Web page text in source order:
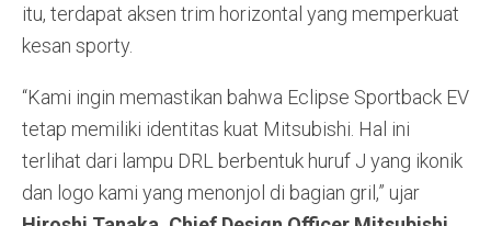
itu, terdapat aksen trim horizontal yang memperkuat
kesan sporty.
“Kami ingin memastikan bahwa Eclipse Sportback EV
tetap memiliki identitas kuat Mitsubishi. Hal ini
terlihat dari lampu DRL berbentuk huruf J yang ikonik
dan logo kami yang menonjol di bagian gril,” ujar